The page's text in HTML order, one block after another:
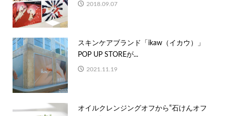
2018.09.07
スキンケアブランド「ikaw（イカウ）」
POP UP STOREが...
2021.11.19
オイルクレンジングオフから‟石けんオフ